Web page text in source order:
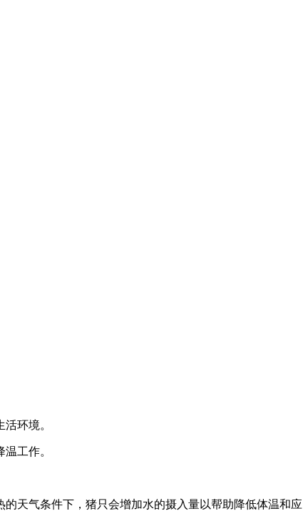
环境。
工作。
天气条件下，猪只会增加水的摄入量以帮助降低体温和应